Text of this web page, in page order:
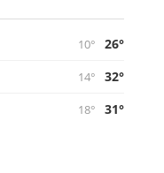
10°
26°
14°
32°
18° 31°